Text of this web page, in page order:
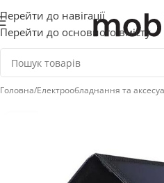
Перейти до навігації
Перейти до основного вмісту
Головна/Електрообладнання та